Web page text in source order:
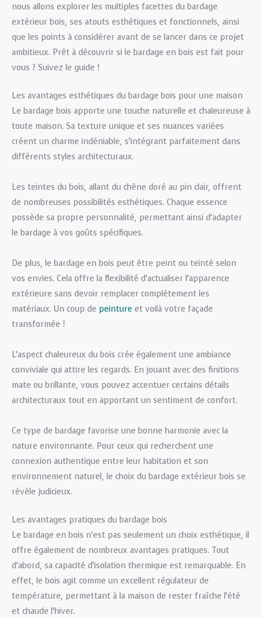
nous allons explorer les multiples facettes du bardage
extérieur bois, ses atouts esthétiques et fonctionnels, ainsi
que les points à considérer avant de se lancer dans ce projet
ambitieux. Prêt à découvrir si le bardage en bois est fait pour
vous ? Suivez le guide !
Les avantages esthétiques du bardage bois pour une maison
Le bardage bois apporte une touche naturelle et chaleureuse à
toute maison. Sa texture unique et ses nuances variées
créent un charme indéniable, s’intégrant parfaitement dans
différents styles architecturaux.
Les teintes du bois, allant du chêne doré au pin clair, offrent
de nombreuses possibilités esthétiques. Chaque essence
possède sa propre personnalité, permettant ainsi d’adapter
le bardage à vos goûts spécifiques.
De plus, le bardage en bois peut être peint ou teinté selon
vos envies. Cela offre la flexibilité d’actualiser l’apparence
extérieure sans devoir remplacer complètement les
matériaux. Un coup de peinture et voilà votre façade
transformée !
L’aspect chaleureux du bois crée également une ambiance
conviviale qui attire les regards. En jouant avec des finitions
mate ou brillante, vous pouvez accentuer certains détails
architecturaux tout en apportant un sentiment de confort.
Ce type de bardage favorise une bonne harmonie avec la
nature environnante. Pour ceux qui recherchent une
connexion authentique entre leur habitation et son
environnement naturel, le choix du bardage extérieur bois se
révèle judicieux.
Les avantages pratiques du bardage bois
Le bardage en bois n’est pas seulement un choix esthétique, il
offre également de nombreux avantages pratiques. Tout
d’abord, sa capacité d’isolation thermique est remarquable. En
effet, le bois agit comme un excellent régulateur de
température, permettant à la maison de rester fraîche l’été
et chaude l’hiver.